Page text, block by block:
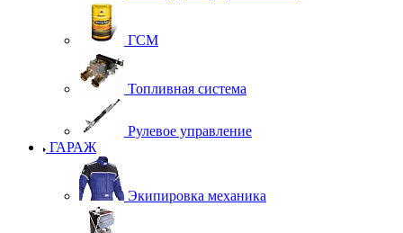
ГСМ
Топливная система
Рулевое управление
ГАРАЖ
Экипировка механика